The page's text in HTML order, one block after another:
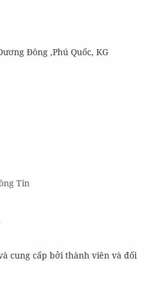
Đông ,Phú Quốc, KG
Tin
cung cấp bởi thành viên và đối